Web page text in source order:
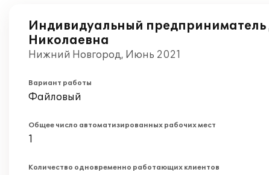
Индивидуальный
Николаевна
Нижний Новгород, Июнь 2021
Вариант работы
Файловый
Общее число автоматизированных рабочих мест
1
Количество одновременно работающих клиентов